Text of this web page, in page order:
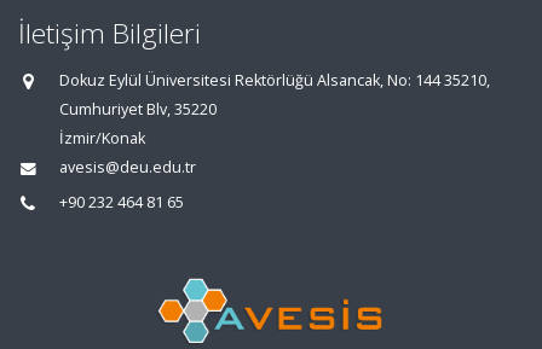
İletişim Bilgileri
Dokuz Eylül Üniversitesi Rektörlüğü Alsancak, No: 144 35210,
Cumhuriyet Blv, 35220
İzmir/Konak
avesis@deu.edu.tr
+90 232 464 81 65